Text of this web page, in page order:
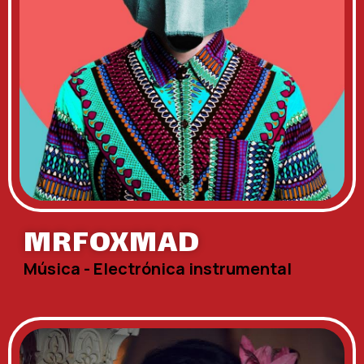
MRFOXMAD
Música - Electrónica instrumental